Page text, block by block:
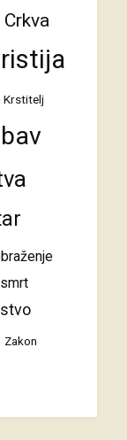
Crkva
Krstitelj
smrt
Zakon